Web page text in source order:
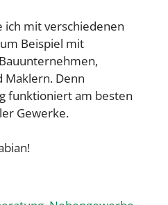
ich mit verschiedenen
Beispiel mit
Maklern. Denn
funktioniert am besten
Gewerke.